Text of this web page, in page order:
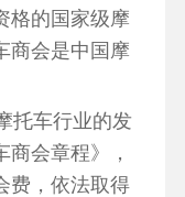
格的国家级摩
商会是中国摩
托车行业的发
会章程》，
费，依法取得